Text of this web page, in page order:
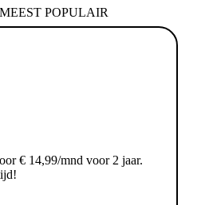
MEEST POPULAIR
€ 14,99/mnd voor 2 jaar.